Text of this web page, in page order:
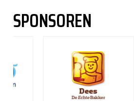
SPONSOREN